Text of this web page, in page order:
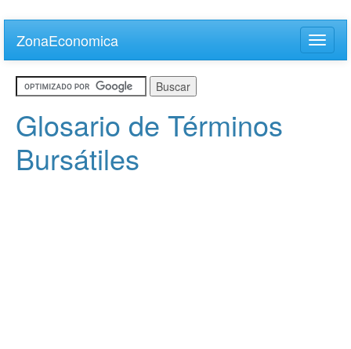
main
content
ZonaEconomica
Toggle
Glosario de Términos
Bursátiles